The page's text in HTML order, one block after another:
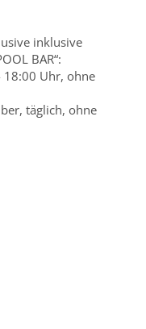
inklusive
BAR“:
18:00 Uhr, ohne
täglich, ohne